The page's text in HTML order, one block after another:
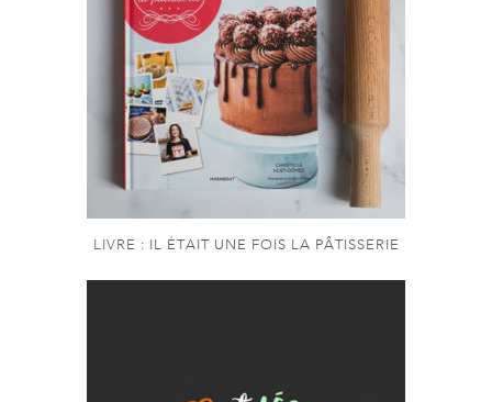
LIVRE : IL ÉTAIT UNE FOIS LA PÂTISSERIE